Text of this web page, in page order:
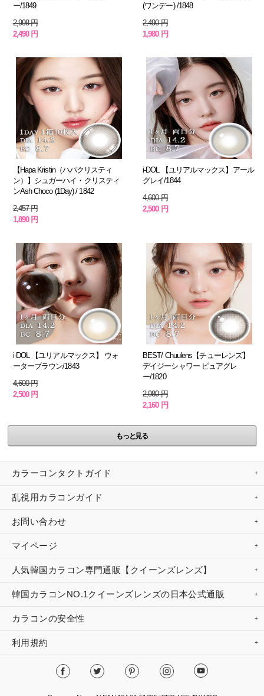
ー/1849
2,998 円
2,490 円
(ワンデー) /1848
2,490 円
1,980 円
【Hapa Kristin（ハパクリスティ
ン）】シュガーハイ・クリスティ
ンAsh Choco (1Day) / 1842
2,457 円
1,890 円
i-DOL 【ユリアルマックス】アール
グレイ/1844
4,600 円
2,500 円
i-DOL 【ユリアルマックス】 ウォ
ーターブラウン/1843
4,600 円
2,500 円
BEST/ Chuulens【チューレンズ】
デイジーシャワー ピュアグレ
ー/1820
2,980 円
2,160 円
もっと見る
カラーコンタクトガイド
乱視用カラコンガイド
お問い合わせ
マイページ
人気韓国カラコン専門通販【クイーンズレンズ】
韓国カラコンNO.1クイーンズレンズの日本公式通販
カラコンの安全性
利用規約